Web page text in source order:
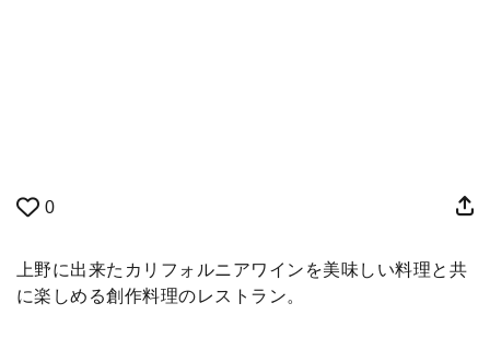
0
上野に出来たカリフォルニアワインを美味しい料理と共
に楽しめる創作料理のレストラン。